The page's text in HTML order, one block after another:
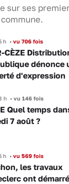
sur ses
h •vu 706 fois
CÈZE
dénonce
d'expression
h •vu 146 fois
Quel temps
7 août ?
h •vu 569 fois
les travaux
ont démarré